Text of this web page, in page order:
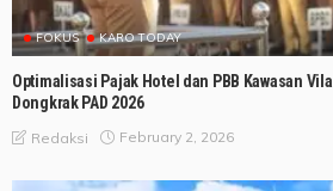
FOKUS KARO TODAY
Optimalisasi Pajak Hotel dan PBB Kawasan
Dongkrak PAD 2026
Redaksi February 2, 2026